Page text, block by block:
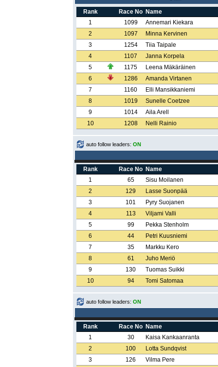
Rank Race No Name
1
1099
Annemari Kiekara
2
1097
Minna Kervinen
3
1254
Tiia Taipale
4
1107
Janna Korpela
5
1175
Leena Mäkäräinen
6
1286
Amanda Virtanen
7
1160
Elli Mansikkaniemi
8
1019
Sunelle Coetzee
9
1014
Aila Arell
10
1208 Nelli Rainio
auto follow leaders: ON
Rank Race No Name
1
65
Sisu Moilanen
2
129
Lasse Suonpää
3
101
Pyry Suojanen
4
113
Viljami Valli
5
99
Pekka Stenholm
6
44
Petri Kuusniemi
7
35
Markku Kero
8
61
Juho Meriö
9
130
Tuomas Suikki
10
94 Tomi Satomaa
auto follow leaders: ON
Rank Race No Name
1
30
Kaisa Kankaanranta
2
100
Lotta Sundqvist
3
126
Vilma Pere